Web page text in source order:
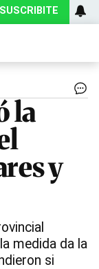
SUSCRIBITE
la
y
medida da la
si